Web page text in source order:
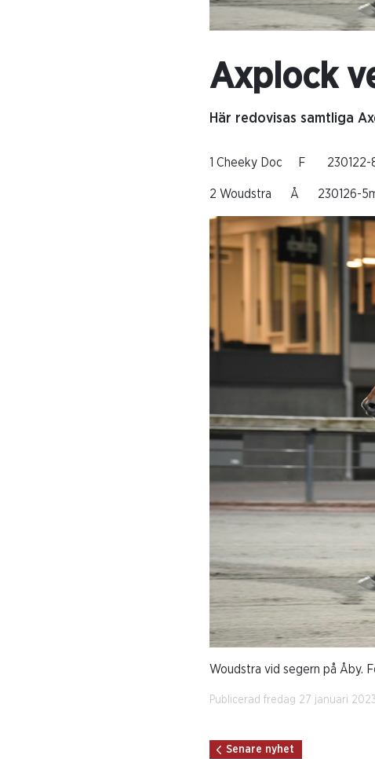
Axplock
Här redovisas samtliga
1 Cheeky Doc F
2 Woudstra Å 230126-
Woudstra vid segern på Åby.
Publicerad fredag 27 januari
Senare nyhet